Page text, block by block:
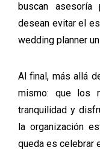
buscan
desean evitar el
wedding planner
Al final, más allá
mismo: que los
tranquilidad y
la organización
queda es celebrar